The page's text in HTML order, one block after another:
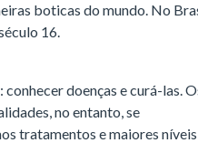
boticas do mundo. No
16.
doenças e curá-las.
no entanto, se
tratamentos e maiores